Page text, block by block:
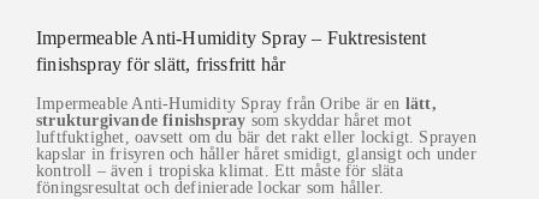
Impermeable Anti-Humidity Spray – Fuktresistent
finishspray för slätt, frissfritt hår
Impermeable Anti-Humidity Spray från Oribe är en lätt,
strukturgivande finishspray som skyddar håret mot
luftfuktighet, oavsett om du bär det rakt eller lockigt. Sprayen
kapslar in frisyren och håller håret smidigt, glansigt och under
kontroll – även i tropiska klimat. Ett måste för släta
föningsresultat och definierade lockar som håller.